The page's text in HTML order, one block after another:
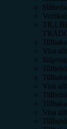
Tillbaka
Visa
Tillbaka
Visa
Tillbaka
Visa